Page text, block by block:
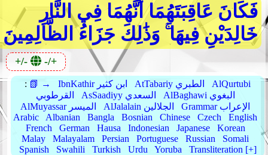
فَكَانَ عَاقِبَتَهُمَا أَنَّهُمَا فِي النَّارِ
خَالِدَيْنِ فِيهَا ۚ وَذَٰلِكَ جَزَاءُ الظَّالِمِينَ
+/- -/+
: 📗 → IbnKathir ابن كثير AtTabariy الطبري
AlQurtubi
القرطوبي
AsSaadiyy السعدي
AlBaghawi البغوي
AlMuyassar الميسر
AlJalalain الجلالين
Grammar الإعراب
Arabic
Albanian Bangla Bosnian Chinese Czech
English
French
German Hausa Indonesian Japanese
Korean
Malay
Malayalam Persian Portuguese Russian
Somali
Spanish
Swahili Turkish Urdu Yoruba Transliteration [+]